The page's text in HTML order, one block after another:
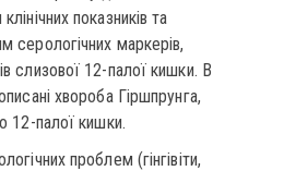
показників та
серологічних маркерів,
слизової 12-палої кишки. В
хвороба Гіршпрунга,
12-палої кишки.
проблем (гінгівіти,